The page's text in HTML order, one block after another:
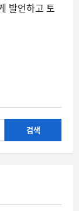
발언하고 토
검색